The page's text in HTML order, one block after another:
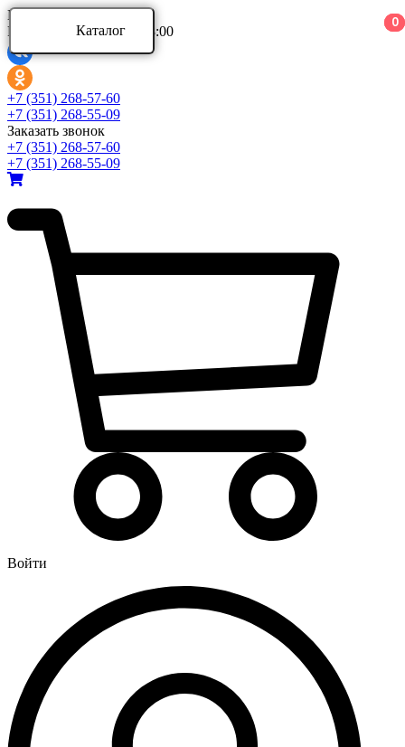
Ваш город:
Режим работы: 9:00 - 18:00
+7 (351) 268-57-60
+7 (351) 268-55-09
Заказать звонок
+7 (351) 268-57-60
+7 (351) 268-55-09
0
Войти
0
0
Каталог
Каталог
Аксессуары для ванной комнаты
Аксессуары для ванной комнаты Aquatek
Аксессуары для ванной комнаты Azario
Аксессуары для ванной комнаты BERGES
Развернуть (4)
Ванны и комплектующие
Ванны акриловые
Ванны асимметричные
Ванны стальные
(5)
Водонагреватели
Газовые водонагреватели
Электрические водонагреватели накопительные
Водоподготовка
Магистральные фильтры для воды
Фильтры для воды под мойку
Водоснабжение
Кран шаровый
Крепеж для монтажных труб
Металлопластиковые трубы и фитинги (обжим евростандарт)
Развернуть